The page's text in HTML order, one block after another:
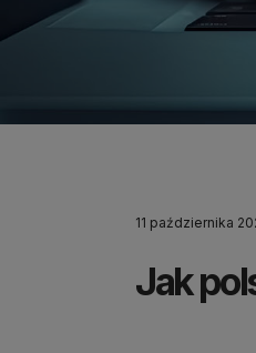
11 października
Jak